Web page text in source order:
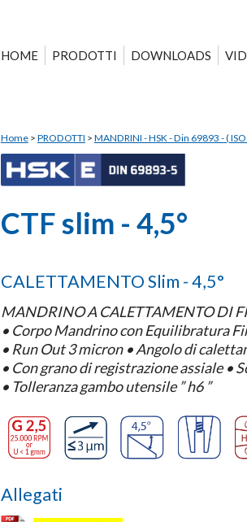
HOME PRODOTTI DOWNLOADS
Home> PRODOTTI > MANDRINI - HSK - Din 69893 - (
CTF slim - 4,5°
CALETTAMENTO Slim - 4,5°
MANDRINO A CALETTAMENTO DI
• Corpo Mandrino con Equilibratura
• Run Out 3 micron •Angolo di
• Con grano di registrazione assiale•
• Tolleranza gambo utensile ” h6 ”
Allegati